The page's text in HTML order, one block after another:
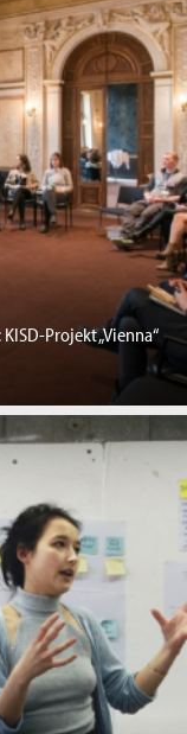
Projekt „Vienna“